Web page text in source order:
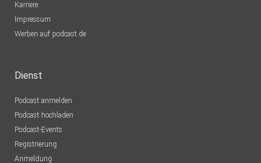
Karriere
Impressum
Werben auf podcast.de
Dienst
Podcast anmelden
Podcast hochladen
Podcast-Events
Registrierung
Anmeldung